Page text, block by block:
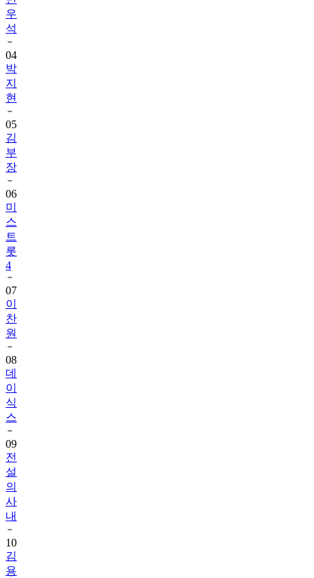
우
석
04
박
지
현
05
김
부
장
06
미
스
트
롯
4
07
이
찬
원
08
데
이
식
스
09
전
설
의
사
내
10
김
용